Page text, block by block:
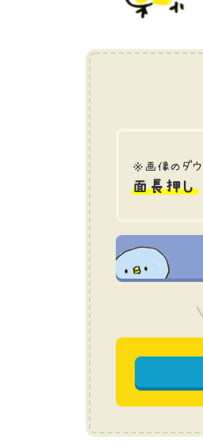
※画像のダウ
面長押し